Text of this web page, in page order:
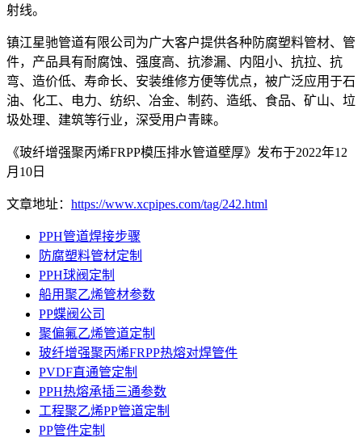
射线。
镇江星驰管道有限公司为广大客户提供各种防腐塑料管材、管
件，产品具有耐腐蚀、强度高、抗渗漏、内阻小、抗拉、抗
弯、造价低、寿命长、安装维修方便等优点，被广泛应用于石
油、化工、电力、纺织、冶金、制药、造纸、食品、矿山、垃
圾处理、建筑等行业，深受用户青睐。
《玻纤增强聚丙烯FRPP模压排水管道壁厚》发布于2022年12
月10日
文章地址： https://www.xcpipes.com/tag/242.html
PPH管道焊接步骤
防腐塑料管材定制
PPH球阀定制
船用聚乙烯管材参数
PP蝶阀公司
聚偏氟乙烯管道定制
玻纤增强聚丙烯FRPP热熔对焊管件
PVDF直通管定制
PPH热熔承插三通参数
工程聚乙烯PP管道定制
PP管件定制